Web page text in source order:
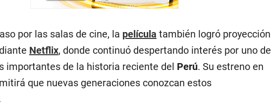
por las salas de cine, la película también logró proyección
Netflix, donde continuó despertando interés por uno de
importantes de la historia reciente del Perú. Su estreno en
que nuevas generaciones conozcan estos